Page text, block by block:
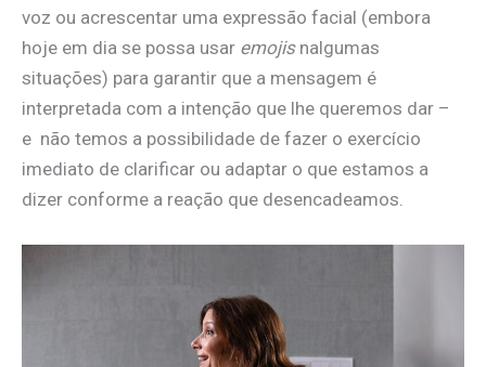
voz ou acrescentar uma expressão facial (embora
hoje em dia se possa usar emojisnalgumas
situações) para garantir que a mensagem é
interpretada com a intenção que lhe queremos dar –
e não temos a possibilidade de fazer o exercício
imediato de clarificar ou adaptar o que estamos a
dizer conforme a reação que desencadeamos.